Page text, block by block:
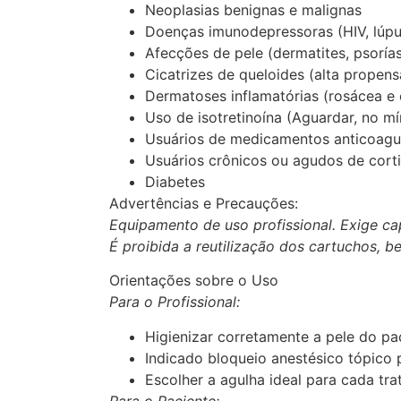
Neoplasias benignas e malignas
Doenças imunodepressoras (HIV,
Afecções de pele (dermatites,
Cicatrizes de queloides (alta
Dermatoses inflamatórias (rosácea e
Uso de isotretinoína (Aguardar, no
Usuários de medicamentos
Usuários crônicos ou agudos de
Diabetes
Advertências e Precauções:
Equipamento de uso profissional. Exige
É proibida a reutilização dos cartuchos,
Orientações sobre o Uso
Para o Profissional:
Higienizar corretamente a pele do
Indicado bloqueio anestésico tópico
Escolher a agulha ideal para cada